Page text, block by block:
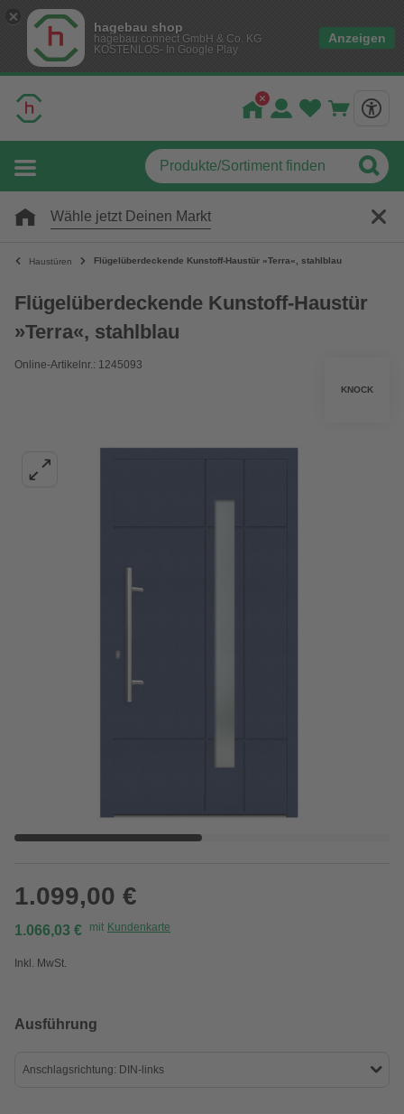
hagebau shop
hagebau connect GmbH & Co. KG
KOSTENLOS- In Google Play
Anzeigen
Wähle jetzt Deinen Markt
Haustüren Flügelüberdeckende Kunstoff-Haustür »Terra«, stahlblau
Flügelüberdeckende Kunstoff-Haustür
»Terra«, stahlblau
Online-Artikelnr.: 1245093
KNOCK
1.099,00 €
1.066,03 € mit Kundenkarte
Inkl. MwSt.
Ausführung
Anschlagsrichtung: DIN-links